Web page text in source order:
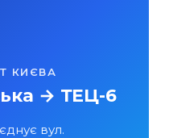
КИЄВА
→ ТЕЦ-6
вул.